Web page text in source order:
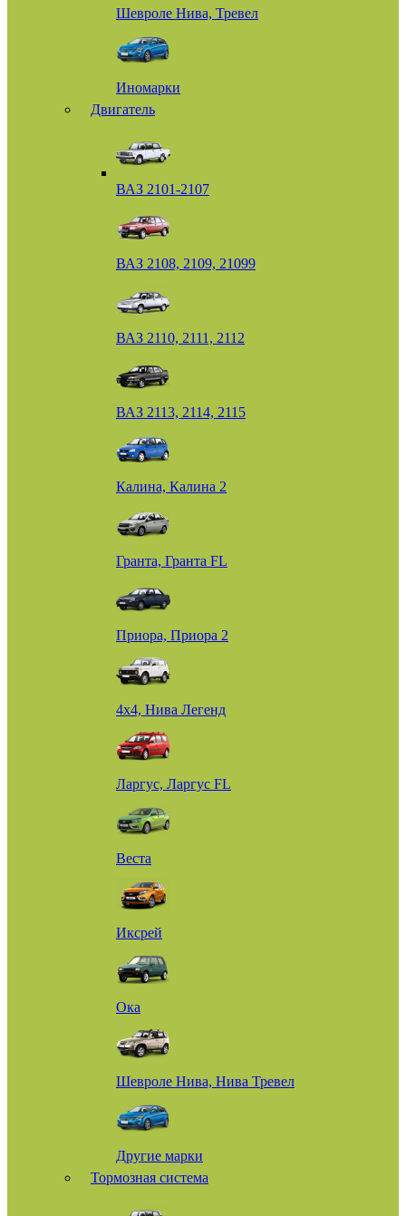
Шевроле Нива, Тревел
Иномарки
Двигатель
ВАЗ 2101-2107
ВАЗ 2108, 2109, 21099
ВАЗ 2110, 2111, 2112
ВАЗ 2113, 2114, 2115
Калина, Калина 2
Гранта, Гранта FL
Приора, Приора 2
4х4, Нива Легенд
Ларгус, Ларгус FL
Веста
Иксрей
Ока
Шевроле Нива, Нива Тревел
Другие марки
Тормозная система